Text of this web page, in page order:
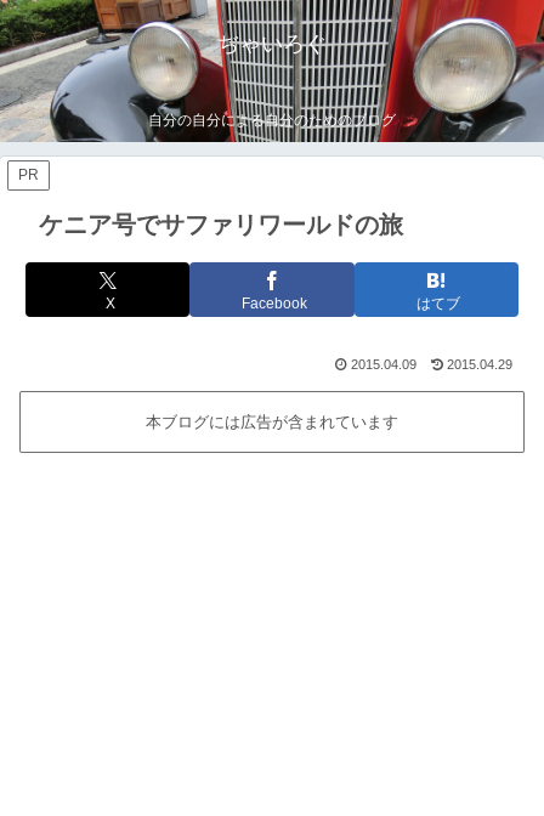
ぢゃいろぐ
自分の自分による自分のためのブログ
PR
ケニア号でサファリワールドの旅
X Facebook はてブ
2015.04.09 2015.04.29
本ブログには広告が含まれています